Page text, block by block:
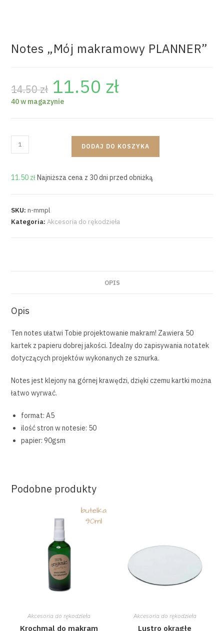
Notes „Mój makramowy PLANNER”
14.50zł 11.50 zł
40 w magazynie
DODAJ DO KOSZYKA
11.50 złNajniższa cena z 30 dni przed obniżką
SKU:n-mmpl
Kategoria:Akcesoria do rękodzieła
OPIS
Opis
Ten notes ułatwi Tobie projektowanie makram! Zawiera 50
kartek z papieru dobrej jakości. Idealny do zapisywania notatek
dotyczących projektów wykonanych ze sznurka.
Notes jest klejony na górnej krawędzi, dzięki czemu kartki można
łatwo wyrwać.
format: A5
ilość stron w notesie: 50
papier: 90gsm
Podobne produkty
Akcesoria do rękodzieła
Krochmal do makram
Akcesoria do rękodzieła
Lustro okrągłe